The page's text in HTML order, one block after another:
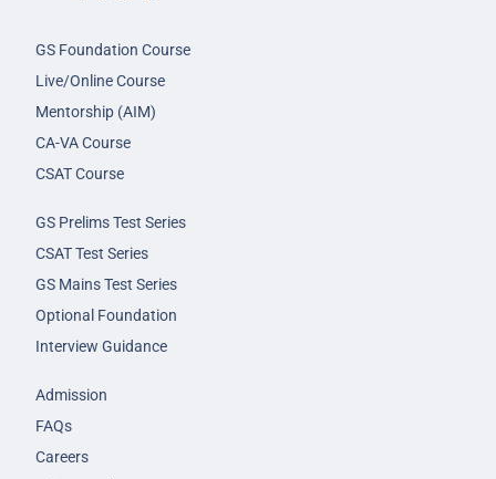
GS Foundation Course
Live/Online Course
Mentorship (AIM)
CA-VA Course
CSAT Course
GS Prelims Test Series
CSAT Test Series
GS Mains Test Series
Optional Foundation
Interview Guidance
Admission
FAQs
Careers